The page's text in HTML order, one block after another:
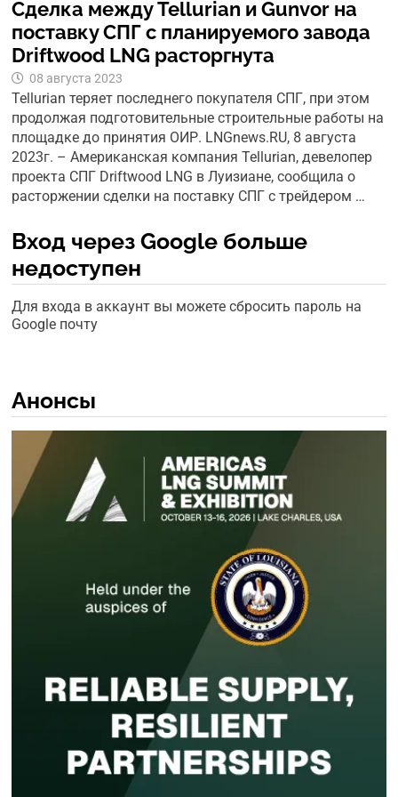
Сделка между Tellurian и Gunvor на
поставку СПГ с планируемого завода
Driftwood LNG расторгнута
08 августа 2023
Tellurian теряет последнего покупателя СПГ, при этом
продолжая подготовительные строительные работы на
площадке до принятия ОИР. LNGnews.RU, 8 августа
2023г. – Американская компания Tellurian, девелопер
проекта СПГ Driftwood LNG в Луизиане, сообщила о
расторжении сделки на поставку СПГ с трейдером …
Вход через Google больше
недоступен
Для входа в аккаунт вы можете сбросить пароль на
Google почту
Анонсы